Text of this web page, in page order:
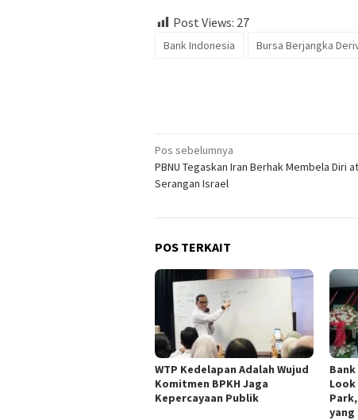
Post Views: 27
Bank Indonesia Bursa Berjangka
Navigasi
pos
Pos sebelumnya
PBNU Tegaskan Iran Berhak Membela Diri
Serangan Israel
POS TERKAIT
WTP Kedelapan Adalah Wujud
Komitmen BPKH Jaga
Kepercayaan Publik
Look
yang